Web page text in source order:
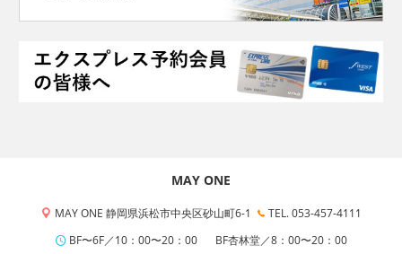
MAY ONE
MAY ONE 静岡県浜松市中央区砂山町6-1
TEL. 053-457-4111
BF〜6F／10：00〜20：00
BF杏林堂／8：00〜20：00